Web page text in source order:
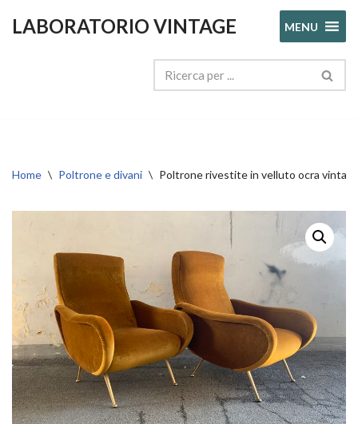
LABORATORIO VINTAGE MENU
Home \ Poltrone e divani \ Poltrone rivestite in velluto ocra